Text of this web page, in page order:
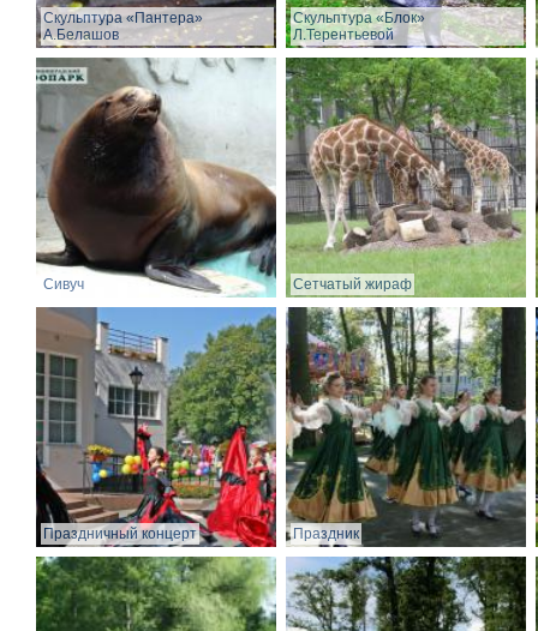
Скульптура «Пантера»
А.Белашов
Скульптура «Блок»
Л.Терентьевой
Сивуч Сетчатый жираф
Праздничный концерт Праздник